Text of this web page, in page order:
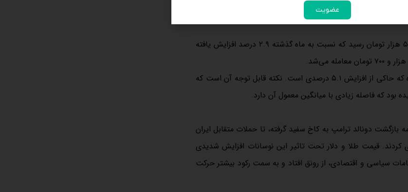
قیمت دلاری مسکن در مردادماه سال گذشته ۱۴۶۵ دلار بوده و رشد ۳.۵ درصدی را تجربه کرده که نشان‌دهنده افزایش امید به بهبود اوضاع
قیمت مسکن در مسیر صعودی خود، شهریورماه سال قبل به ۹۳ میلیون و ۵۲۰ هزار تومان رسید که نسبت به ماه گذشته ۲.۹ درصد افزایش یافته
یک محاسبه سرانگشتی نشان می‌دهد که قیمت دلاری مسکن ۱۵۴۱ دلار بوده که حاکی از افزایش ۵.۱ درصدی است. نکته قابل توجه آن است که
که فاصله زیادی با میانگین معمول آن دارد.
زمزمه بازگشت دونالد ترامپ به کاخ سفید گرفته، تا حملات متقابل ایران
قیمت طلا و دلار تحت تاثیر این نوسانات افزایش شدیدی
سیاسی و اقتصادی، از رونق افتاد و به سمت رکود بیشتر حرکت
عضویت